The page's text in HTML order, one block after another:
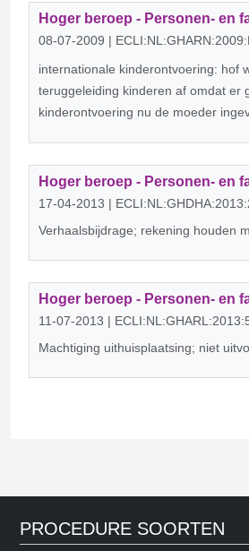
Hoger beroep - Personen- en
08-07-2009 |
internationale kinderontvoering: hof
teruggeleiding kinderen af omdat er
kinderontvoering nu de moeder
Hoger beroep - Personen- en
17-04-2013 |
Verhaalsbijdrage; rekening houden
Hoger beroep - Personen- en
11-07-2013 |
Machtiging uithuisplaatsing; niet
PROCEDURE SOORTEN